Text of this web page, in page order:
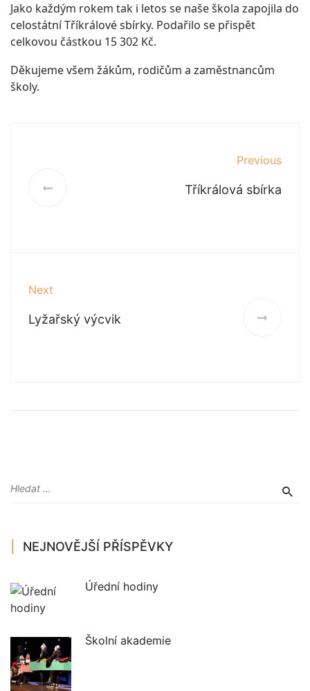
Jako každým rokem tak i letos se naše škola zapojila do
celostátní Tříkrálové sbírky. Podařilo se přispět
celkovou částkou 15 302 Kč.
Děkujeme všem žákům, rodičům a zaměstnancům
školy.
Previous
Tříkrálová sbírka
Next
Lyžařský výcvik
NEJNOVĚJŠÍ PŘÍSPĚVKY
Úřední hodiny
Školní akademie